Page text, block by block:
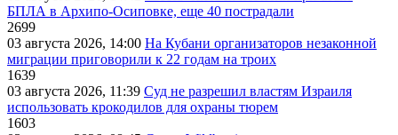
БПЛА в Архипо-Осиповке, еще 40 пострадали
2699
03 августа 2026, 14:00 На Кубани организаторов незаконной
миграции приговорили к 22 годам на троих
1639
03 августа 2026, 11:39 Суд не разрешил властям Израиля
использовать крокодилов для охраны тюрем
1603